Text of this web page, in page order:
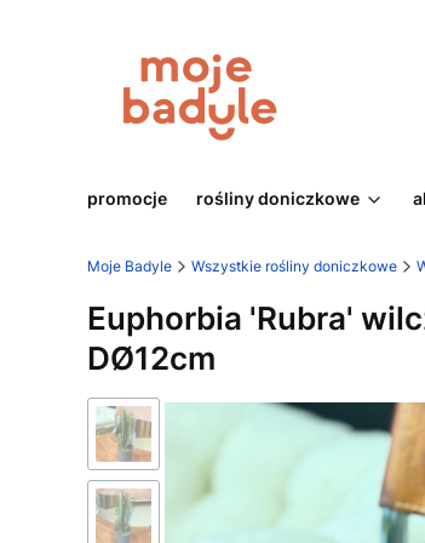
promocje rośliny doniczkowe
Moje Badyle Wszystkie rośliny doniczkowe
Euphorbia 'Rubra'
DØ12cm